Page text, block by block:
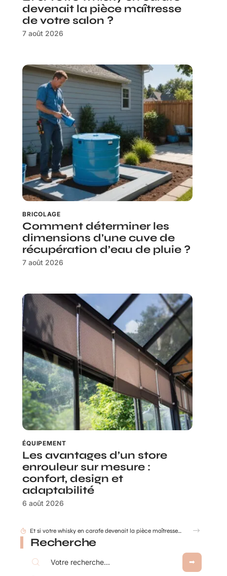
devenait la pièce maîtresse
de votre salon ?
7 août 2026
BRICOLAGE
Comment déterminer les
dimensions d’une cuve de
récupération d’eau de pluie ?
7 août 2026
ÉQUIPEMENT
Les avantages d’un store
enrouleur sur mesure :
confort, design et
adaptabilité
6 août 2026
Recherche